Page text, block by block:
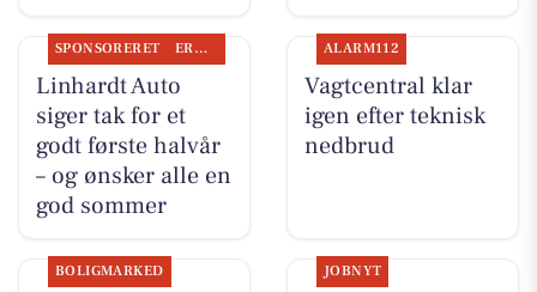
SPONSORERET ERHVERV
Linhardt Auto
siger tak for et
godt første halvår
– og ønsker alle en
god sommer
ALARM112
Vagtcentral klar
igen efter teknisk
nedbrud
BOLIGMARKED JOBNYT